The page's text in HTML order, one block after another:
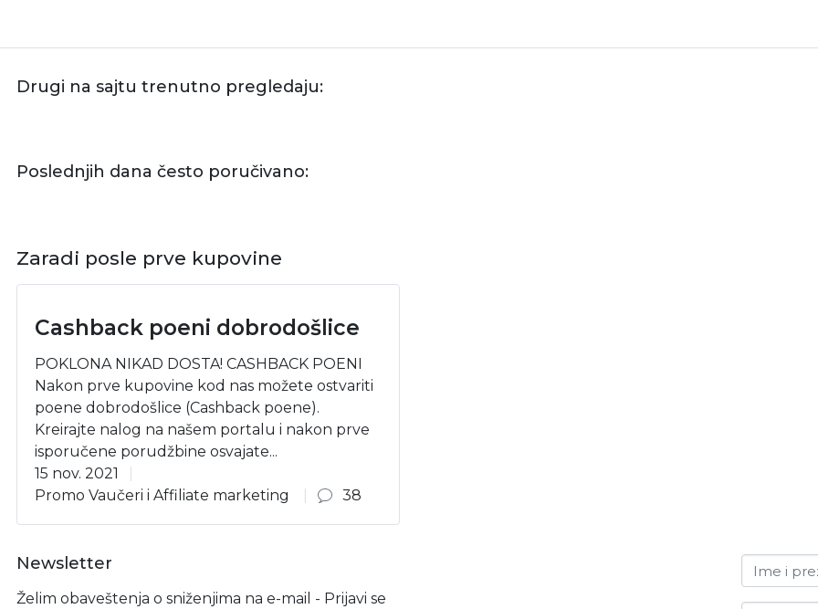
Drugi na sajtu trenutno pregledaju:
Poslednjih dana često poručivano:
Zaradi posle prve kupovine
Cashback poeni dobrodošlice
POKLONA NIKAD DOSTA! CASHBACK POENI
Nakon prve kupovine kod nas možete ostvariti
poene dobrodošlice (Cashback poene).
Kreirajte nalog na našem portalu i nakon prve
isporučene porudžbine osvajate...
15 nov. 2021
Promo Vaučeri i Affiliate marketing
38
Newsletter
Želim obaveštenja o sniženjima na e-mail - Prijavi se
Ime i